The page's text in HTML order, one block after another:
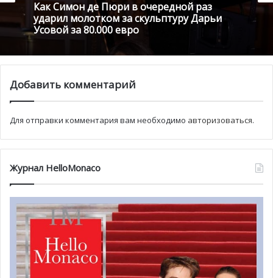
В этот вечер за личные достижения премии Фестиваля
удостоились сразу несколько представителей
киноиндустрии. «Комедийную» статуэтку получили:
французский актер и двукратный лауреат премии
«Сезар» Клод Брассер, итальянская дива
Как Симон де Пюри в очередной раз
ударил молотком за скульптуру Дарьи
Усовой за 80.000 евро
Добавить комментарий
Для отправки комментария вам необходимо авторизоваться.
Журнал HelloMonaco